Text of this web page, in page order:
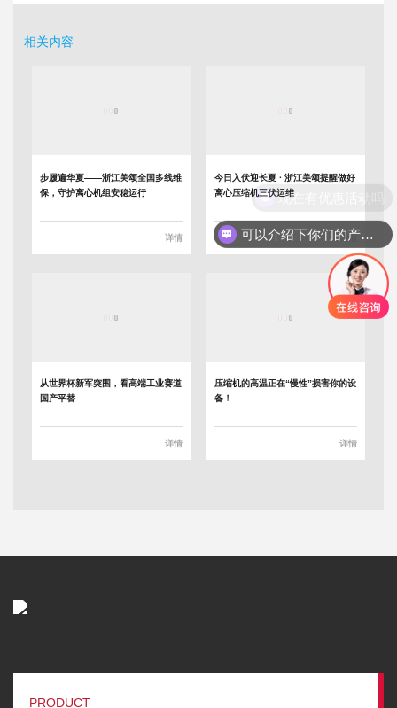
相关内容
步履遍华夏——浙江美颂全国多线维
保，守护离心机组安稳运行
详情
今日入伏迎长夏 · 浙江美颂提醒做好
离心压缩机三伏运维
详情
从世界杯新军突围，看高端工业赛道
国产平替
详情
压缩机的高温正在“慢性”损害你的设
备！
详情
PRODUCT
可以介绍下你们的产品么
现在有优惠活动吗